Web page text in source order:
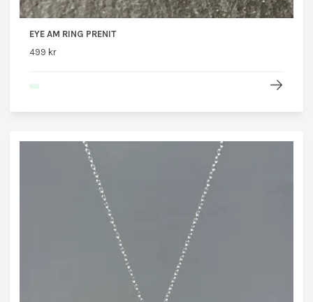
EYE AM RING PRENIT
499 kr